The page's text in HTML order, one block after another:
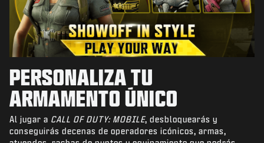
PERSONALIZA TU
ARMAMENTO ÚNICO
Al jugar a CALL OF DUTY: MOBILE, desbloquearás y
conseguirás decenas de operadores icónicos, armas,